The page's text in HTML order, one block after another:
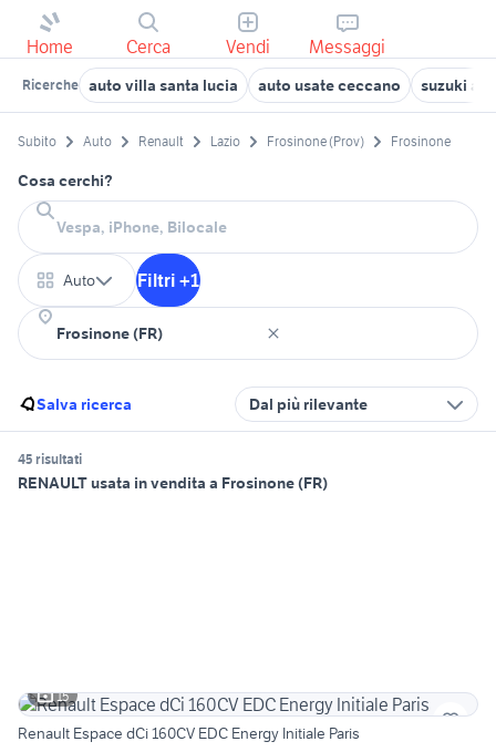
Home Cerca Vendi Messaggi
Ricerche auto villa santa lucia auto usate ceccano suzuki
Subito Auto Renault Lazio Frosinone (Prov) Frosinone
Cosa cerchi?
Auto Filtri +1
Salva ricerca Dal più rilevante
45 risultati
RENAULT usata in vendita a Frosinone (FR)
15
Renault Espace dCi 160CV EDC Energy Initiale Paris